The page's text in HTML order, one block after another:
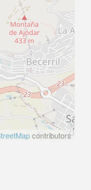
contributors